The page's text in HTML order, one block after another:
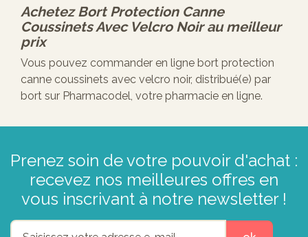
AchetezBort Protection Canne
Coussinets Avec Velcro Noirau meilleur
prix
Vous pouvez commander en ligne bort protection
canne coussinets avec velcro noir, distribué(e) par
bort sur Pharmacodel, votre pharmacie en ligne.
Prenez soin de votre pouvoir d'achat :
recevez nos meilleures offres en
vous inscrivant à notre newsletter !